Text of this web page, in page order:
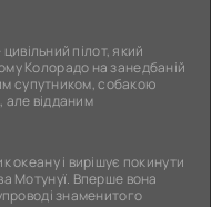
цивільний пілот, який
Колорадо на занедбаній
супутником, собакою
відданим
океану і вирішує покинути
Мотунуї. Вперше вона
знаменитого